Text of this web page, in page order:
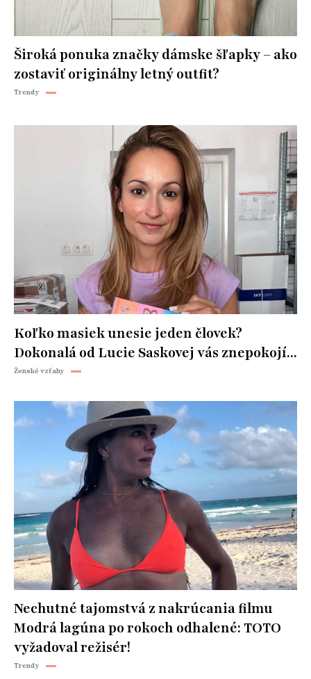
Široká ponuka značky dámske šľapky – ako
zostaviť originálny letný outfit?
Trendy
Koľko masiek unesie jeden človek?
Dokonalá od Lucie Saskovej vás znepokojí...
Ženské vzťahy
Nechutné tajomstvá z nakrúcania filmu
Modrá lagúna po rokoch odhalené: TOTO
vyžadoval režisér!
Trendy